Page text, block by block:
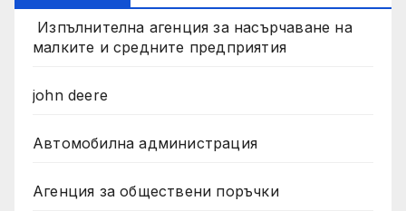
Изпълнителна агенция за насърчаване на
малките и средните предприятия
john deere
Автомобилна администрация
Агенция за обществени поръчки